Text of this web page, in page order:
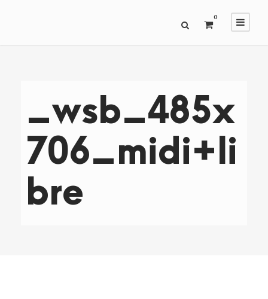
0
_wsb_485x
706_midi+li
bre